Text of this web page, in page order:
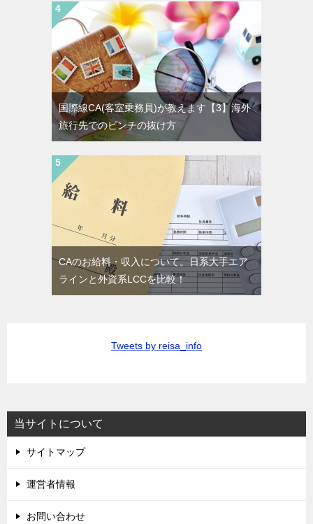
国際線CA(客室乗務員)が教えます【3】海外
旅行先でのピンチの抜け方
CAのお給料・収入について。日系大手エア
ラインと外資系LCCを比較！
Tweets by reisa_info
当サイトについて
サイトマップ
運営者情報
お問い合わせ